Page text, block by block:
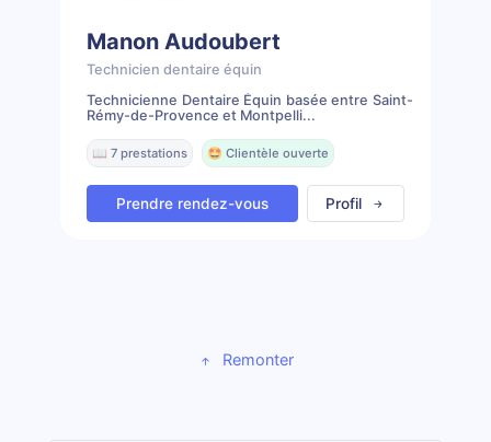
Manon Audoubert
Technicien dentaire équin
Technicienne Dentaire Équin basée entre Saint-
Rémy-de-Provence et Montpelli...
📖 7 prestations 🤩 Clientèle ouverte
Prendre rendez-vous Profil
Remonter